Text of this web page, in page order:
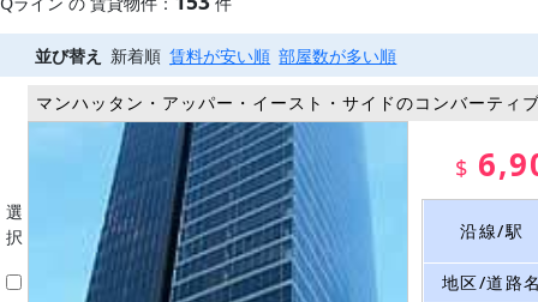
並び替え 新着順 賃料が安い順 部屋数が多い順
選
択
マンハッタン・アッパー・イースト・サイドのコンバーティ
$
沿線/駅
地区/道路